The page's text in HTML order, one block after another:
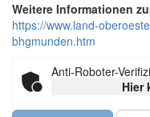
Weitere Informationen
https://www.land-
bhgmunden.htm
Anti-Roboter-
Hier